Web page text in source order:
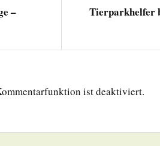
–
Tierparkhelfer
ist deaktiviert.